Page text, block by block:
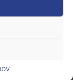
– Pavol Jozef
the Pavol